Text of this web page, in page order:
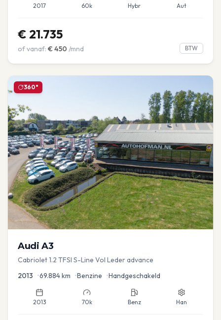
2017 60k Hybr Aut
€ 21.735
of vanaf: € 450 /mnd BTW
360°
Audi A3
Cabriolet 1.2 TFSI S-Line Vol Leder advance
2013 •69.884km •Benzine •Handgeschakeld
2013 70k Benz Han